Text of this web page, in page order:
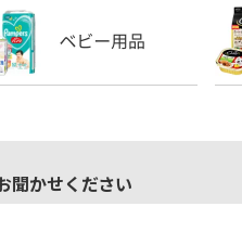
聞かせください